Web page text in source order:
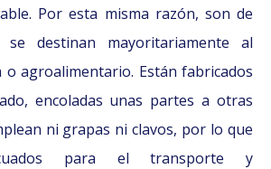
Por esta misma razón, son de
destinan mayoritariamente al
o agroalimentario. Están fabricados
encoladas unas partes a otras
ni grapas ni clavos, por lo que
para el transporte y